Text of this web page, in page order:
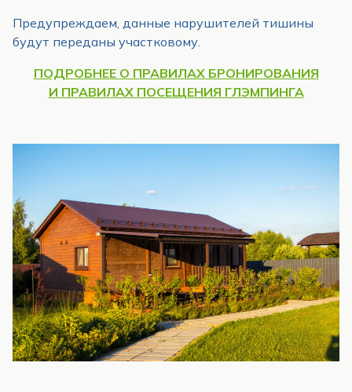
Предупреждаем, данные нарушителей тишины
будут переданы участковому.
ПОДРОБНЕЕ О ПРАВИЛАХ БРОНИРОВАНИЯ
И ПРАВИЛАХ ПОСЕЩЕНИЯ ГЛЭМПИНГА